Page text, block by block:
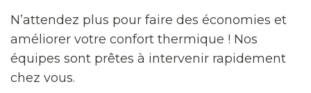
N’attendez plus pour faire des économies et
améliorer votre confort thermique ! Nos
équipes sont prêtes à intervenir rapidement
chez vous.